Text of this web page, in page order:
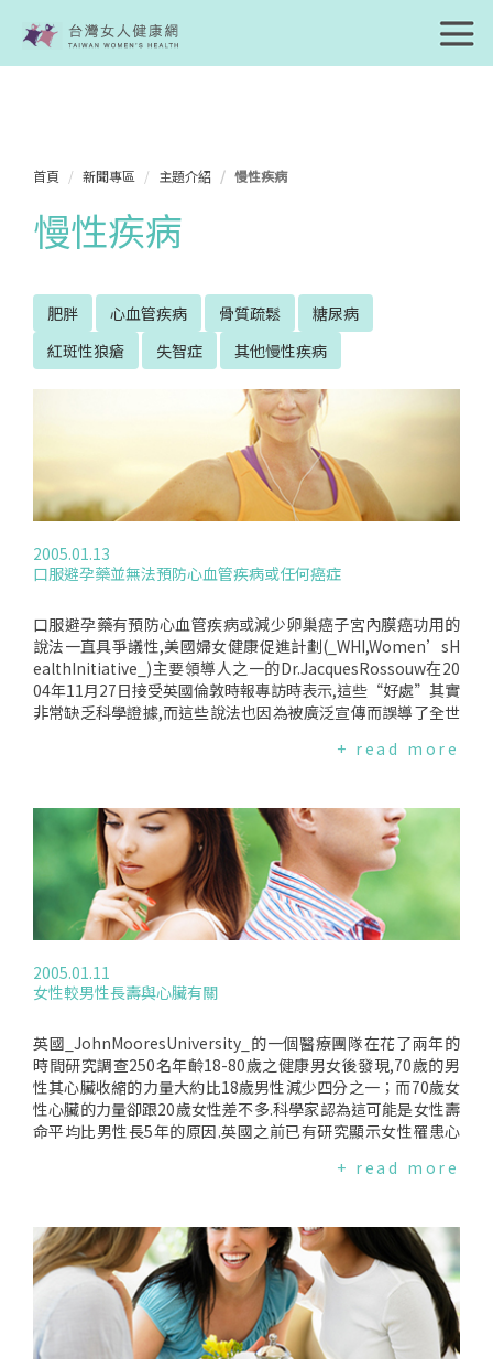
首頁 新聞專區 主題介紹 慢性疾病
慢性疾病
肥胖 心血管疾病 骨質疏鬆
糖尿病
紅斑性狼瘡
失智症 其他慢性疾病
2005.01.13
口服避孕藥並無法預防心血管疾病或任何癌症
口服避孕藥有預防心血管疾病或減少卵巢癌子宮內膜癌功用的
說法一直具爭議性,美國婦女健康促進計劃(_WHI,Women’sH
ealthInitiative_)主要領導人之一的Dr.JacquesRossouw在20
04年11月27日接受英國倫敦時報專訪時表示,這些“好處”其實
非常缺乏科學證據,而這些說法也因為被廣泛宣傳而誤導了全世
內膜癌的說法是來自於美國底特律WayneStateUniversity醫療
劃(_WHI)_關於健康與荷爾蒙最大規模問卷調查的資料後發現,
服用口服避孕藥對於女性健康是有助益的.但是這份報告一出現
就馬上引起各界許多爭論,尤其是Dr.Victory所引用的婦女健康
促進計劃(_WHI)_更是急於澄清.WHI的Dr.JacquesRossouw出
面表示,Dr.Victory所引用的是WHI一些基本、且並不完善之資
料,而由此資料所衍伸出來的結論會如此古怪也不足為奇.WHI曾
Victory是由Dr.SusanHendrix授權取得WHI的資料,除此之外,D
r.Victory的醫療團隊與WHI之間並無任何關係.另外,WHI的調查
於觀察的用途而已,且除了資料參與者均為50-79歲之更年期婦
女之外,內容中也只有3、4項與口服避孕藥有關.流行病學家認
為,詢問這些受訪者之前、甚至30年前的用藥習慣一定會有所謂
的回朔偏誤(recallbias),而由此而來的結論是不可靠的.其它評
論認為,Dr.Victory在資料來源不足、缺少科學證據、且尚未由W
nstitute)再次審查之前就如此急於發表,其目的令人質疑,而這
hNetwork)_共同發起人之一的BarbaraSeaman表示擔憂,因
為有些婦女,如:曾患過荷爾蒙相關癌症、中風、心臟病、或血栓
的女性,可能會因服用避孕藥而更有風險、而非如Dr.Victory所
言受到保護.女性也應該要知道,WHI目前為止並沒有任何針對口
服避孕藥所做的臨床研究,而這項報告所使用的資料也無任何科
學基礎.WHI業已在2004年12月15日透過美國國家衛生組織(NI
+ read more
2005.01.11
女性較男性長壽與心臟有關
英國_JohnMooresUniversity_的一個醫療團隊在花了兩年的
時間研究調查250名年齡18-80歲之健康男女後發現,70歲的男
性其心臟收縮的力量大約比18歲男性減少四分之一；而70歲女
性心臟的力量卻跟20歲女性差不多.科學家認為這可能是女性壽
命平均比男性長5年的原因.英國之前已有研究顯示女性罹患心
齡的增長,動脈會變得比較硬化且失去彈性導致血壓升高；血液
臟/身體功能是無關性別的,但這項研究顯示性別的確有關係.然
而,雖然女性的心臟似乎較男性強韌,卻不可忽視中風與心臟病仍
是台灣女性第二與第四號殺手,每一年女性死於中風或心臟病的
人數是婦癌(乳癌及子宮頸癌)的4-5倍.
+ read more